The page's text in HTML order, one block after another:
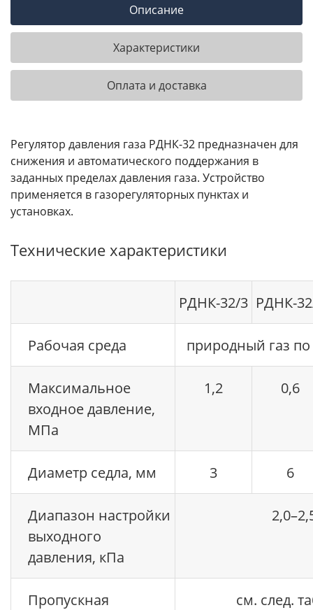
Описание
Характеристики
Оплата и доставка
Регулятор давления газа РДНК-32 предназначен для
снижения и автоматического поддержания в
заданных пределах давления газа. Устройство
применяется в газорегуляторных пунктах и
установках.
Технические характеристики
РДНК-32/3 РДНК-
Рабочая среда природный газ
Максимальное
входное давление,
МПа
1,2 0,6
Диаметр седла, мм 3 6
Диапазон настройки
выходного
давления, кПа
Пропускная
см. след.